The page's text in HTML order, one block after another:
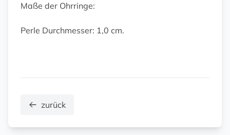
Maße der Ohrringe:
Perle Durchmesser: 1,0 cm.
zurück